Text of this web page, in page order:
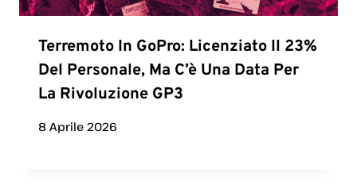
Terremoto In GoPro: Licenziato Il 23%
Del Personale, Ma C’è Una Data Per
La Rivoluzione GP3
8 Aprile 2026